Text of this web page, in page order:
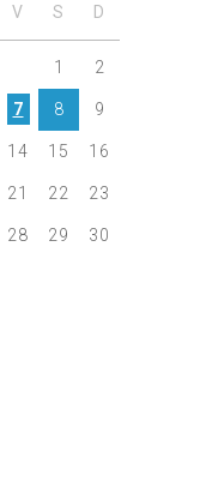
V S D
1 2
7 8 9
14 15 16
21 22 23
28 29 30